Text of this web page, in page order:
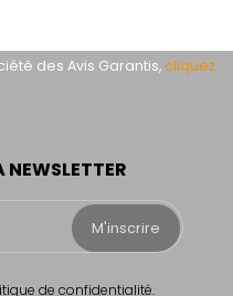
M'inscrire
de confidentialité.
des Avis Garantis,cliquez